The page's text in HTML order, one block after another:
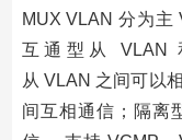
MUX VLAN 分为
互通型从 VLAN
从 VLAN 之间可以
间互相通信；隔离